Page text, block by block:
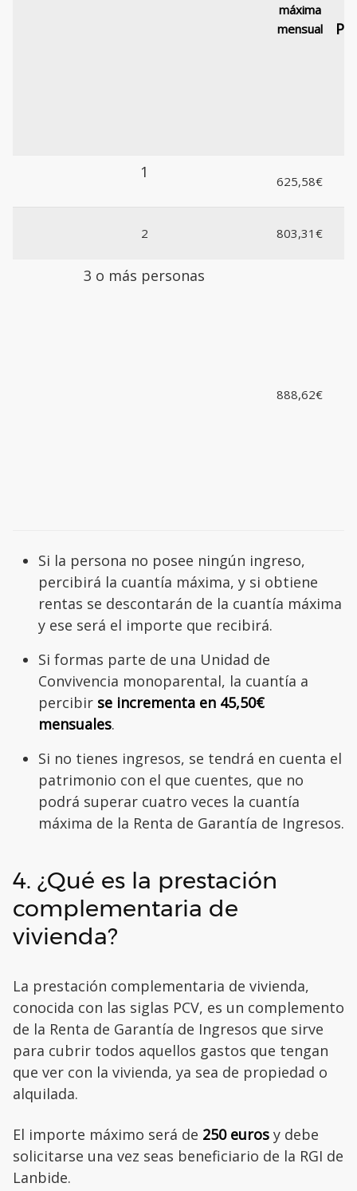
máxima
mensual
1 625,58€
2 803,31€
3 o más personas
888,62€
Si la persona no posee ningún ingreso,
percibirá la cuantía máxima, y si obtiene
rentas se descontarán de la cuantía máxima
y ese será el importe que recibirá.
Si formas parte de una Unidad de
Convivencia monoparental, la cuantía a
percibir se incrementa en 45,50€
mensuales.
Si no tienes ingresos, se tendrá en cuenta el
patrimonio con el que cuentes, que no
podrá superar cuatro veces la cuantía
máxima de la Renta de Garantía de Ingresos.
4. ¿Qué es la prestación
complementaria de
vivienda?
La prestación complementaria de vivienda,
conocida con las siglas PCV, es un complemento
de la Renta de Garantía de Ingresos que sirve
para cubrir todos aquellos gastos que tengan
que ver con la vivienda, ya sea de propiedad o
alquilada.
El importe máximo será de 250 euros y debe
solicitarse una vez seas beneficiario de la RGI de
Lanbide.